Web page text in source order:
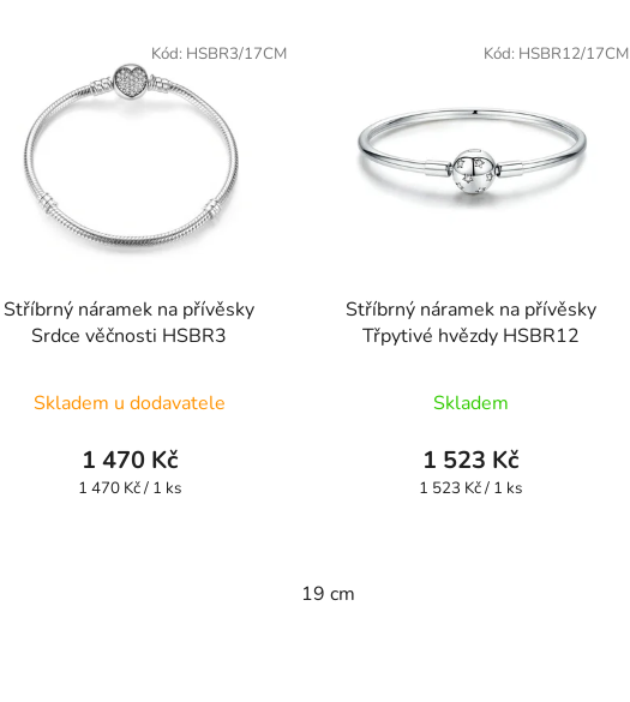
Stříbrný náramek na přívěsky
Srdce věčnosti HSBR3
hodnocení
produktu
je
Skladem u dodavatele
1 470 Kč
Měrná
1 470 Kč / 1 ks
Kód: HSBR3/17CM
Stříbrný náramek na přívěsky
Třpytivé hvězdy HSBR12
Skladem
1 523 Kč
Měrná
1 523 Kč / 1 ks
19 cm
Kód: HSBR12/17CM